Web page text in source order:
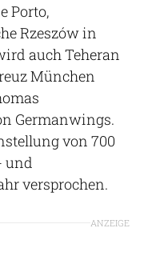
Porto,
Rzeszów in
auch Teheran
München
Germanwings.
von 700
und
versprochen.
ANZEIGE